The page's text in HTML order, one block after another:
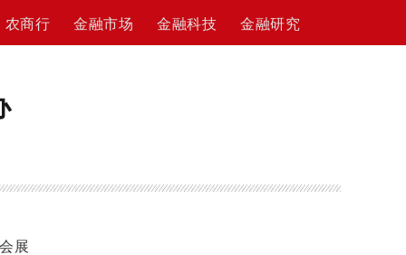
农商行 金融市场 金融科技 金融研究
展